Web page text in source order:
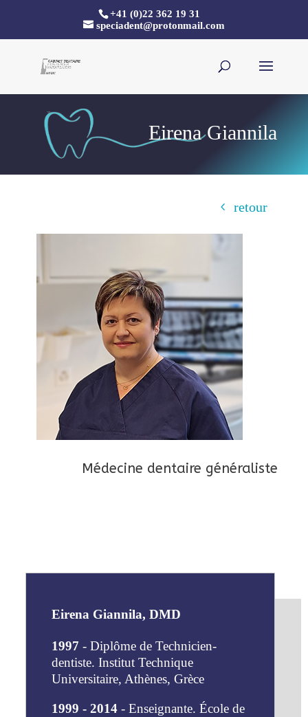
+41 (0)22 362 19 31
speciadent@protonmail.com
Eirena Giannila
retour
Médecine dentaire généraliste
Eirena Giannila, DMD
1997 - Diplôme de Technicien-
dentiste. Institut Technique
Universitaire, Athènes, Grèce
1999 - 2014 - Enseignante. École de